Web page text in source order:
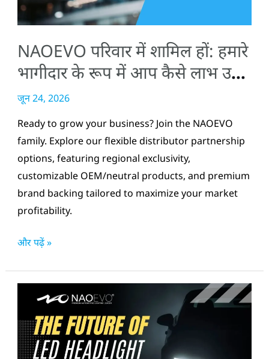
NAOEVO परिवार में शामिल हों: हमारे
भागीदार के रूप में आप कैसे लाभ उठा
सकते हैं
जून 24, 2026
Ready to grow your business? Join the NAOEVO
family. Explore our flexible distributor partnership
options, featuring regional exclusivity,
customizable OEM/neutral products, and premium
brand backing tailored to maximize your market
profitability.
भागीदार
रूप
में
कैसे
लाभ
उठा
सकते
हैं
और पढ़ें »
का
भविष्य: